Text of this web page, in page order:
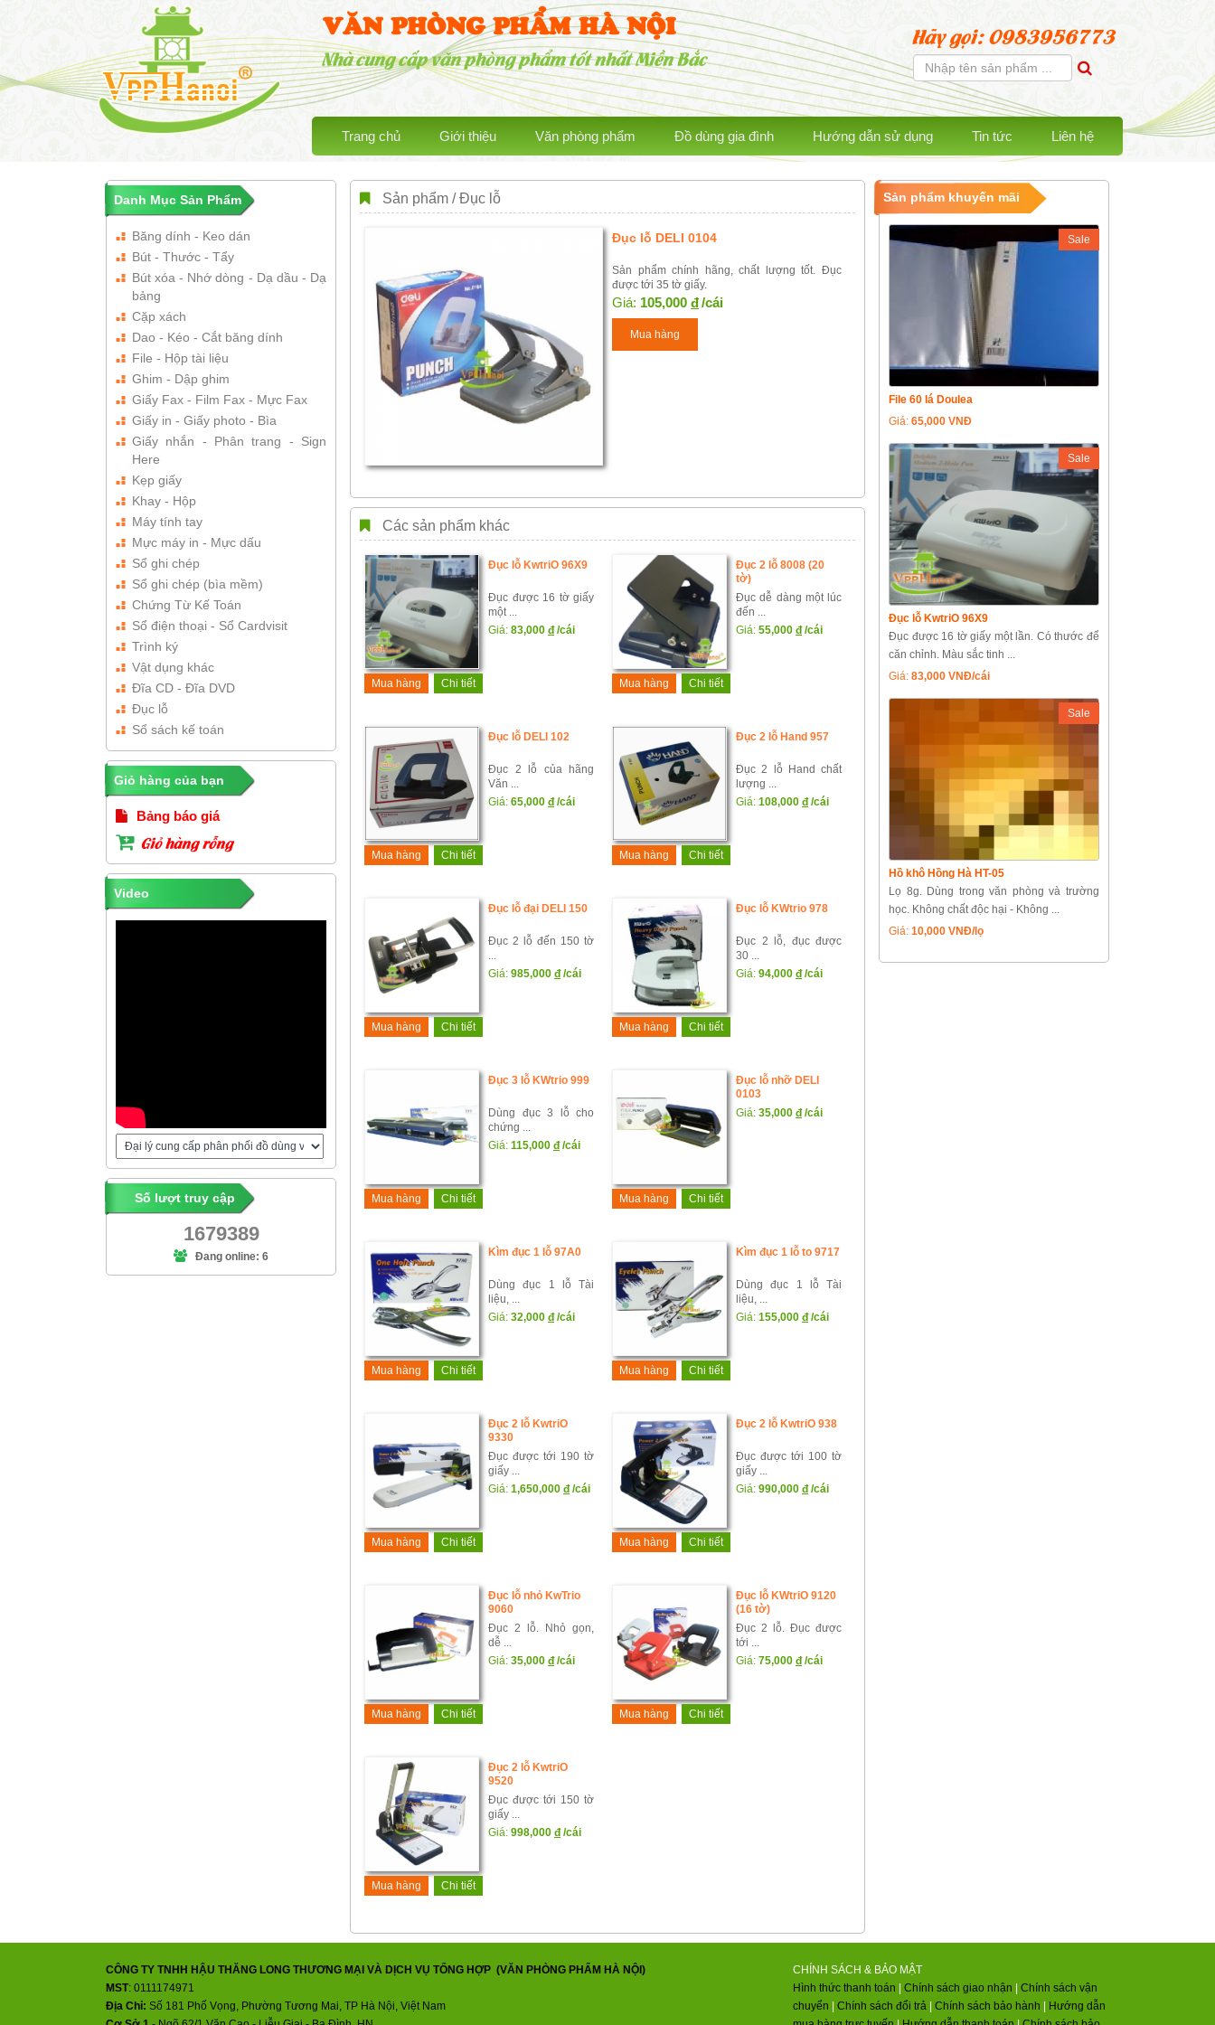
VĂN PHÒNG PHẨM HÀ NỘI
Nhà cung cấp văn phòng phẩm tốt nhất Miền Bắc
Hãy gọi: 0983956773
Trang chủ Giới thiệu Văn phòng phẩm Đồ dùng gia đình Hướng dẫn sử dụng Tin tức Liên hệ
Danh Mục Sản Phẩm
Băng dính - Keo dán
Bút - Thước - Tẩy
Bút xóa - Nhớ dòng - Dạ dầu - Dạ
bảng
Cặp xách
Dao - Kéo - Cắt băng dính
File - Hộp tài liệu
Ghim - Dập ghim
Giấy Fax - Film Fax - Mực Fax
Giấy in - Giấy photo - Bìa
Giấy nhắn - Phân trang - Sign
Here
Kẹp giấy
Khay - Hộp
Máy tính tay
Mực máy in - Mực dấu
Sổ ghi chép
Sổ ghi chép (bìa mềm)
Chứng Từ Kế Toán
Sổ điện thoại - Sổ Cardvisit
Trình ký
Vật dụng khác
Đĩa CD - Đĩa DVD
Đục lỗ
Sổ sách kế toán
Giỏ hàng của bạn
Bảng báo giá
Giỏ hàng rỗng
Video
Số lượt truy cập
1679389
Đang online: 6
Sản phẩm / Đục lỗ
Đục lỗ DELI 0104
Sản phẩm chính hãng, chất lượng tốt. Đục
được tới 35 tờ giấy.
Giá: 105,000 đ/cái
Mua hàng
Các sản phẩm khác
Đục lỗ KwtriO 96X9
Đục được 16 tờ giấy
một ...
Giá: 83,000 đ /cái
Mua hàng Chi tiết
Đục 2 lỗ 8008 (20
tờ)
Đục dễ dàng một lúc
đến ...
Giá: 55,000 đ /cái
Mua hàng Chi tiết
Đục lỗ DELI 102
Đục 2 lỗ của hãng
Văn ...
Giá: 65,000 đ /cái
Mua hàng Chi tiết
Đục 2 lỗ Hand 957
Đục 2 lỗ Hand chất
lượng ...
Giá: 108,000 đ /cái
Mua hàng Chi tiết
Đục lỗ đại DELI 150
Đục 2 lỗ đến 150 tờ
...
Giá: 985,000 đ /cái
Mua hàng Chi tiết
Đục lỗ KWtrio 978
Đục 2 lỗ, đục được
30 ...
Giá: 94,000 đ /cái
Mua hàng Chi tiết
Đục 3 lỗ KWtrio 999
Dùng đục 3 lỗ cho
chứng ...
Giá: 115,000 đ /cái
Mua hàng Chi tiết
Đục lỗ nhỡ DELI
0103
Giá: 35,000 đ /cái
Mua hàng Chi tiết
Kìm đục 1 lỗ 97A0
Dùng đục 1 lỗ Tài
liệu, ...
Giá: 32,000 đ /cái
Mua hàng Chi tiết
Kìm đục 1 lỗ to 9717
Dùng đục 1 lỗ Tài
liệu, ...
Giá: 155,000 đ /cái
Mua hàng Chi tiết
Đục 2 lỗ KwtriO
9330
Đục được tới 190 tờ
giấy ...
Giá: 1,650,000 đ /cái
Mua hàng Chi tiết
Đục 2 lỗ KwtriO 938
Đục được tới 100 tờ
giấy ...
Giá: 990,000 đ /cái
Mua hàng Chi tiết
Đục lỗ nhỏ KwTrio
9060
Đục 2 lỗ. Nhỏ gọn,
dễ ...
Giá: 35,000 đ /cái
Mua hàng Chi tiết
Đục lỗ KWtriO 9120
(16 tờ)
Đục 2 lỗ. Đục được
tới ...
Giá: 75,000 đ /cái
Mua hàng Chi tiết
Đục 2 lỗ KwtriO
9520
Đục được tới 150 tờ
giấy ...
Giá: 998,000 đ /cái
Mua hàng Chi tiết
Sản phẩm khuyến mãi
Sale
File 60 lá Doulea
Giá: 65,000 VNĐ
Sale
Đục lỗ KwtriO 96X9
Đục được 16 tờ giấy một lần. Có thước để
căn chỉnh. Màu sắc tinh ...
Giá: 83,000 VNĐ/cái
Sale
Hồ khô Hồng Hà HT-05
Lọ 8g. Dùng trong văn phòng và trường
học. Không chất độc hại - Không ...
Giá: 10,000 VNĐ/lọ
CÔNG TY TNHH HẬU THĂNG LONG THƯƠNG MẠI VÀ DỊCH VỤ TỔNG HỢP (VĂN PHÒNG PHẨM HÀ NỘI)
MST: 0111174971
Địa Chỉ: Số 181 Phố Vọng, Phường Tương Mai, TP Hà Nội, Việt Nam
CHÍNH SÁCH & BẢO MẬT
Hình thức thanh toán
Chính sách giao nhận
Chính sách vận
chuyển
Chính sách đổi trả Chính sách bảo hành
Hướng dẫn